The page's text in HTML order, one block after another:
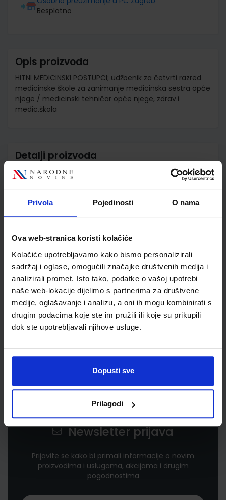
Privola Pojedinosti O nama
Ova web-stranica koristi kolačiće
Kolačiće upotrebljavamo kako bismo personalizirali
sadržaj i oglase, omogućili značajke društvenih medija i
analizirali promet. Isto tako, podatke o vašoj upotrebi
naše web-lokacije dijelimo s partnerima za društvene
medije, oglašavanje i analizu, a oni ih mogu kombinirati s
drugim podacima koje ste im pružili ili koje su prikupili
dok ste upotrebljavali njihove usluge.
Dopusti sve
Prilagodi
Besplatno
Opis proizvoda
HITNI MEDICINSKI POSTUPCI; udžbenik za četvrti razred
medicinske škole za zanimanje medicinska sestra opće
njege / medicinski tehničar opće njege, zdrav.i
medic.škola
Detalji proizvoda
Šifra proizvoda
Jedinična mjera
kom
Nakladnik
MEDICINSKA NAKLADA
Samošćanec
Vrsta školske knjige
UDŽBENIK
Vrsta škole
3 STRUKOVNA
Nastavni predmet
ZDRAVST. I MED.ŠKOLE
Reg br min
6357
Newsletter prijava
Prijavite se kako bi primali informacije o novim
proizvodima i uslugama, akcijama i drugim
pogodnostima